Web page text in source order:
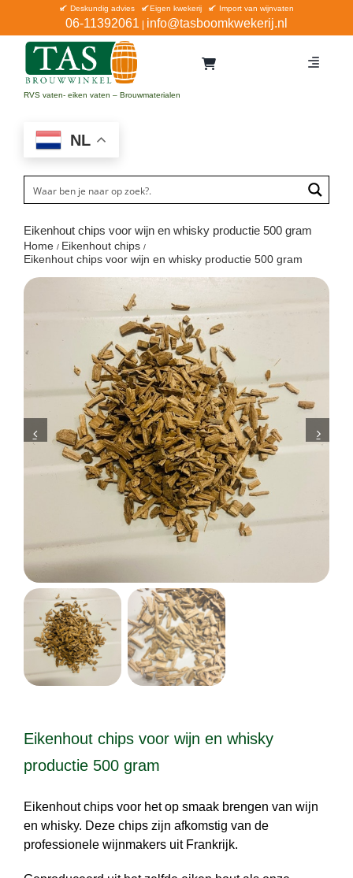
inhoud
06-11392061 info@tasboomkwekerij.nl
Deskundig advies Eigen kwekerij Import van wijnvaten
Toggle
Home
Catalogus
Aanbiedingen
Winkel Waddinxveen
RVS vaten- eiken vaten – Brouwmaterialen
NL
Eikenhout chips voor wijn en whisky productie 500 gram
Home
Eikenhout chips
Eikenhout chips voor wijn en whisky productie 500 gram
Eikenhout chips voor wijn en whisky
productie 500 gram
Eikenhout chips voor het op smaak brengen van wijn
en whisky. Deze chips zijn afkomstig van de
professionele wijnmakers uit Frankrijk.